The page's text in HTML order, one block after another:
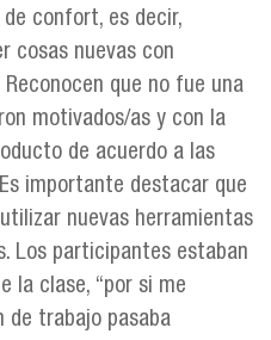
confort, es decir,
cosas nuevas con
que no fue una
motivados/as y con la
de acuerdo a las
importante destacar que
nuevas herramientas
Los participantes estaban
la clase, “por si me
de trabajo pasaba